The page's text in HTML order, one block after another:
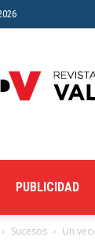
Digital
del
PUBLICIDAD
Sucesos Un